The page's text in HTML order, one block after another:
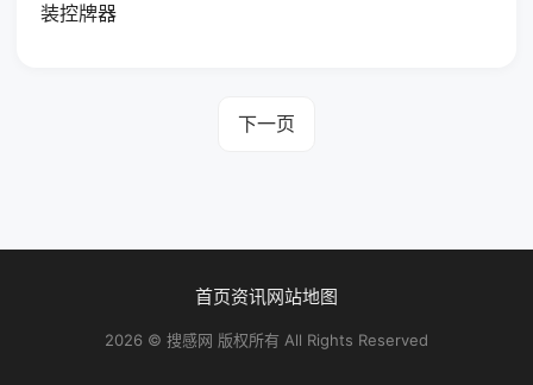
装控牌器
下一页
首页资讯网站地图
2026 © 搜感网 版权所有 All Rights Reserved